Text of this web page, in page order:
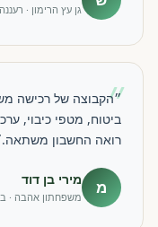
גן עץ הרימון · רעננה
״
״הקבוצה של רכישה
ביטוח, מטפי כיבוי,
רואה החשבון
מ מירי בן דוד
משפחתון אהבה ·